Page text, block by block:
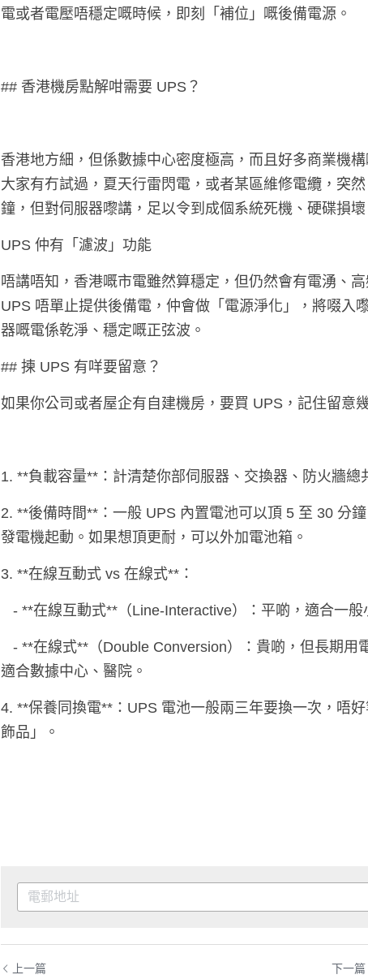
電或者電壓唔穩定嘅時候，即刻「補位」嘅後備電源。
## 香港機房點解咁需要 UPS？
香港地方細，但係數據中心密度極高，而且好多商業機
大家有冇試過，夏天行雷閃電，或者某區維修電纜，突
鐘，但對伺服器嚟講，足以令到成個系統死機、硬碟損
UPS 仲有「濾波」功能
唔講唔知，香港嘅市電雖然算穩定，但仍然會有電湧、
UPS 唔單止提供後備電，仲會做「電源淨化」，將啜入
器嘅電係乾淨、穩定嘅正弦波。
## 揀 UPS 有咩要留意？
如果你公司或者屋企有自建機房，要買 UPS，記住留意
1. **負載容量**：計清楚你部伺服器、交換器、防火牆總
2. **後備時間**：一般 UPS 內置電池可以頂 5 至 30 分
發電機起動。如果想頂更耐，可以外加電池箱。
3. **在線互動式 vs 在線式**：
- **在線互動式**（Line-Interactive）：平啲，適合一
適合數據中心、醫院。
4. **保養同換電**：UPS 電池一般兩三年要換一次，唔
飾品」。
上一篇 下一篇